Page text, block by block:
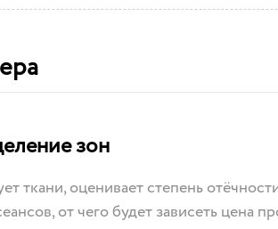
зон
ткани, оценивает степень
от чего будет зависеть цена